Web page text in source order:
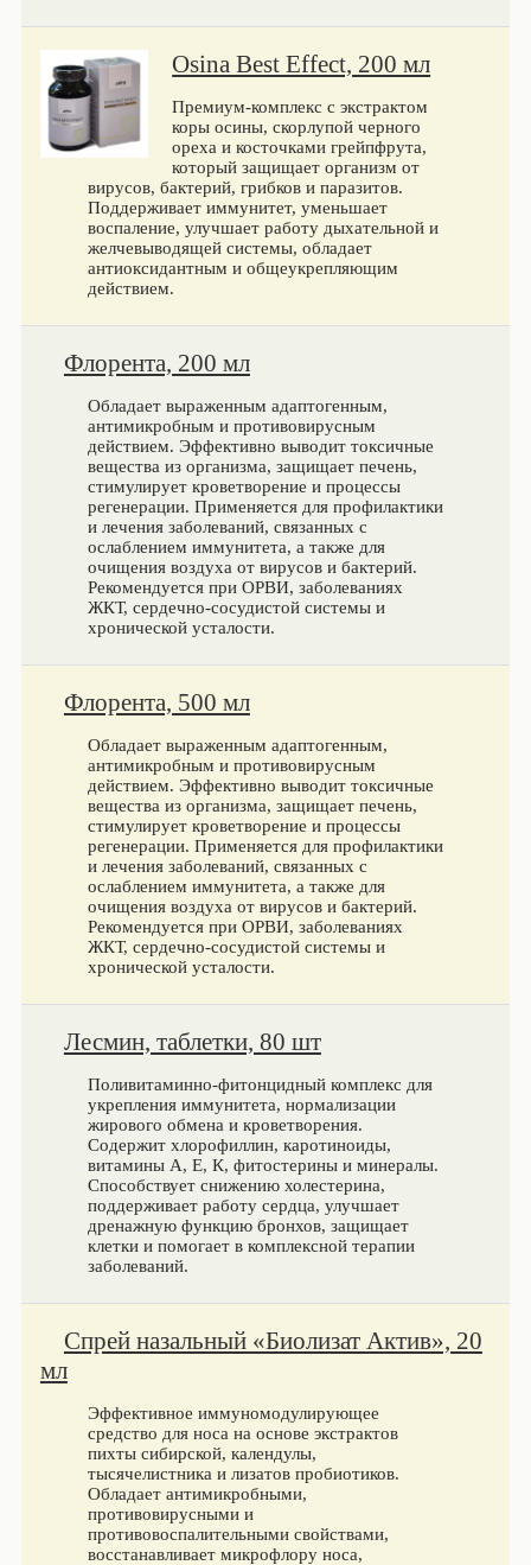
Osina Best Effect, 200 мл
Премиум-комплекс с экстрактом
коры осины, скорлупой черного
ореха и косточками грейпфрута,
который защищает организм от
вирусов, бактерий, грибков и паразитов.
Поддерживает иммунитет, уменьшает
воспаление, улучшает работу дыхательной и
желчевыводящей системы, обладает
антиоксидантным и общеукрепляющим
действием.
Флорента, 200 мл
Обладает выраженным адаптогенным,
антимикробным и противовирусным
действием. Эффективно выводит токсичные
вещества из организма, защищает печень,
стимулирует кроветворение и процессы
регенерации. Применяется для профилактики
и лечения заболеваний, связанных с
ослаблением иммунитета, а также для
очищения воздуха от вирусов и бактерий.
Рекомендуется при ОРВИ, заболеваниях
ЖКТ, сердечно-сосудистой системы и
хронической усталости.
Флорента, 500 мл
Обладает выраженным адаптогенным,
антимикробным и противовирусным
действием. Эффективно выводит токсичные
вещества из организма, защищает печень,
стимулирует кроветворение и процессы
регенерации. Применяется для профилактики
и лечения заболеваний, связанных с
ослаблением иммунитета, а также для
очищения воздуха от вирусов и бактерий.
Рекомендуется при ОРВИ, заболеваниях
ЖКТ, сердечно-сосудистой системы и
хронической усталости.
Лесмин, таблетки, 80 шт
Поливитаминно-фитонцидный комплекс для
укрепления иммунитета, нормализации
жирового обмена и кроветворения.
Содержит хлорофиллин, каротиноиды,
витамины А, Е, К, фитостерины и минералы.
Способствует снижению холестерина,
поддерживает работу сердца, улучшает
дренажную функцию бронхов, защищает
клетки и помогает в комплексной терапии
заболеваний.
Спрей назальный «Биолизат Актив», 20
мл
Эффективное иммуномодулирующее
средство для носа на основе экстрактов
пихты сибирской, календулы,
тысячелистника и лизатов пробиотиков.
Обладает антимикробными,
противовирусными и
противовоспалительными свойствами,
восстанавливает микрофлору носа,